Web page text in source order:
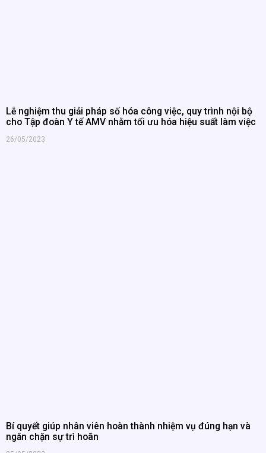
Lễ nghiệm thu giải pháp số hóa công việc, quy trình nội bộ
cho Tập đoàn Y tế AMV nhằm tối ưu hóa hiệu suất làm việc
26/05/2023
Bí quyết giúp nhân viên hoàn thành nhiệm vụ đúng hạn và
ngăn chặn sự trì hoãn